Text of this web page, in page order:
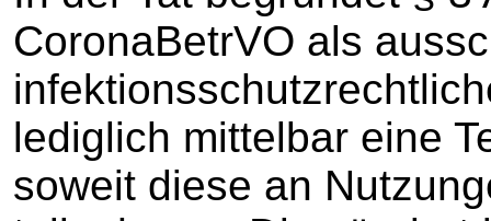
CoronaBetrVO als
lediglich mittelbar eine
soweit diese an